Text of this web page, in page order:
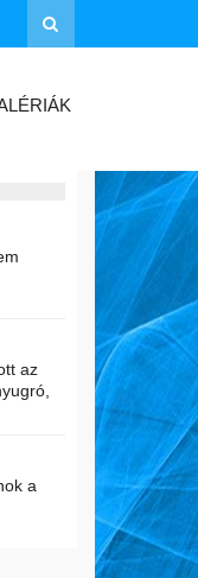
az
a